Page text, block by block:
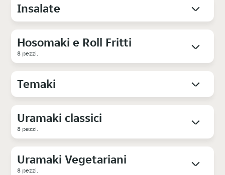
Insalate
Hosomaki e Roll Fritti
8 pezzi.
Temaki
Uramaki classici
8 pezzi.
Uramaki Vegetariani
8 pezzi.